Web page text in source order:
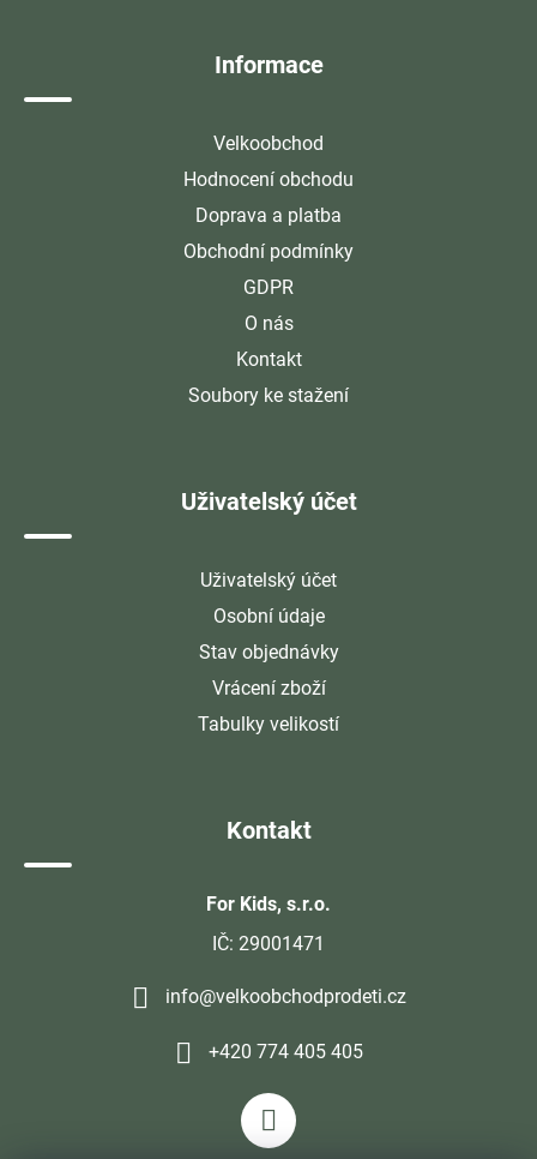
Informace
Velkoobchod
Hodnocení obchodu
Doprava a platba
Obchodní podmínky
GDPR
O nás
Kontakt
Soubory ke stažení
Uživatelský účet
Uživatelský účet
Osobní údaje
Stav objednávky
Vrácení zboží
Tabulky velikostí
Kontakt
For Kids, s.r.o.
IČ: 29001471
info@velkoobchodprodeti.cz
+420 774 405 405